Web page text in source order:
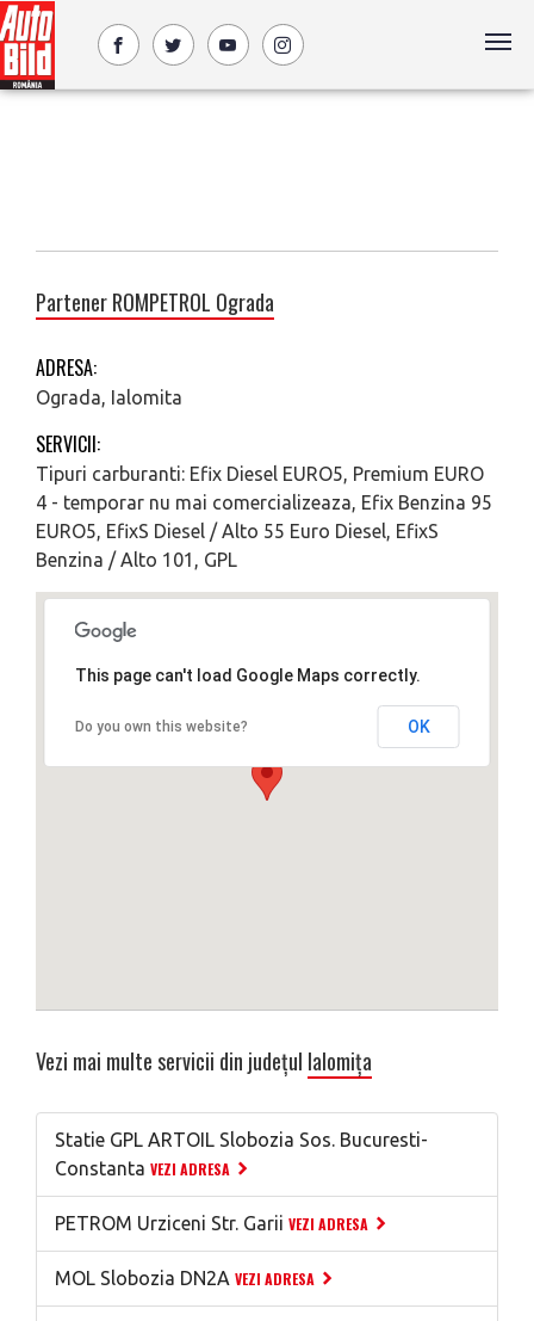
Partener ROMPETROL Ograda
ADRESA:
Ograda, Ialomita
SERVICII:
Tipuri carburanti: Efix Diesel EURO5, Premium EURO
4 - temporar nu mai comercializeaza, Efix Benzina 95
EURO5, EfixS Diesel / Alto 55 Euro Diesel, EfixS
Benzina / Alto 101, GPL
This page can't load Google Maps correctly.
Do you own this website? OK
Vezi mai multe servicii din județul Ialomița
Statie GPL ARTOIL Slobozia Sos. Bucuresti-
Constanta VEZI ADRESA
PETROM Urziceni Str. Garii VEZI ADRESA
MOL Slobozia DN2A VEZI ADRESA